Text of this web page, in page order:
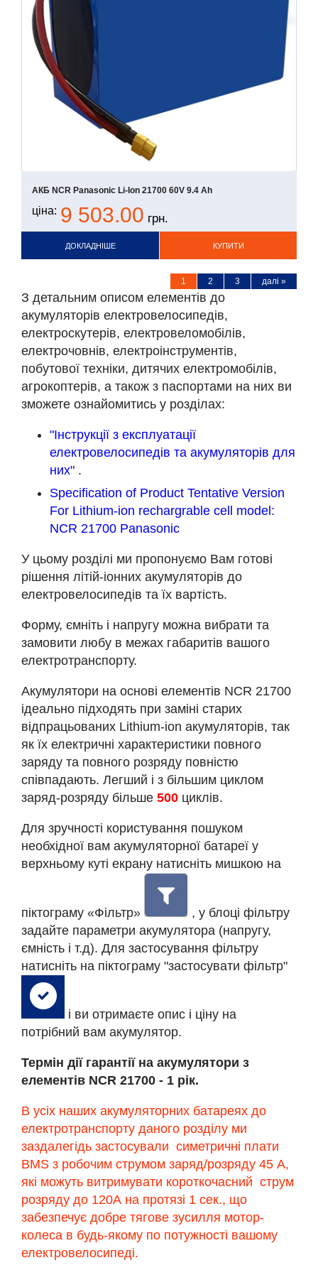
АКБ NCR Panasonic Li-Ion 21700 60V 9.4 Ah
ціна: 9 503.00 грн.
КУПИТИ
ДОКЛАДНІШЕ
1 2 3 далі »
З детальним описом елементів до
акумуляторів електровелосипедів,
електроскутерів, електровеломобілів,
електрочовнів, електроінструментів,
побутової техніки, дитячих електромобілів,
агрокоптерів, а також з паспортами на них ви
зможете ознайомитись у розділах:
"Інструкції з експлуатації
електровелосипедів та акумуляторів для
них" .
Specification of Product Tentative Version
For Lithium-ion rechargrable cell model:
NCR 21700 Panasonic
У цьому розділі ми пропонуємо Вам готові
рішення літій-іонних акумуляторів до
електровелосипедів та їх вартість.
Форму, ємніть і напругу можна вибрати та
замовити любу в межах габаритів вашого
електротранспорту.
Акумулятори на основі елементів NCR 21700
ідеально підходять при заміні старих
відпрацьованих Lithium-ion акумуляторів, так
як їх електричні характеристики повного
заряду та повного розряду повністю
співпадають. Легший і з більшим циклом
заряд-розряду більше 500 циклів.
Для зручності користування пошуком
необхідної вам акумуляторної батареї у
верхньому куті екрану натисніть мишкою на
піктограму «Фільтр»
, у блоці фільтру
задайте параметри акумулятора (напругу,
ємність і т.д). Для застосування фільтру
натисніть на піктограму "застосувати фільтр"
і ви отримаєте опис і ціну на
потрібний вам акумулятор.
Термін дії гарантії на акумулятори з
елементів NCR 21700 - 1 рік.
В усіх наших акумуляторних батареях до
електротранспорту даного розділу ми
заздалегідь застосували симетричні плати
BMS з робочим струмом заряд/розряду 45 А,
які можуть витримувати короткочасний струм
розряду до 120А на протязі 1 сек., що
забезпечує добре тягове зусилля мотор-
колеса в будь-якому по потужності вашому
електровелосипеді.